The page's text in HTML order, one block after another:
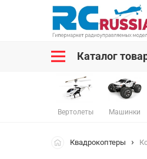
Каталог
Вертолеты Машинки
Квадрокоптеры